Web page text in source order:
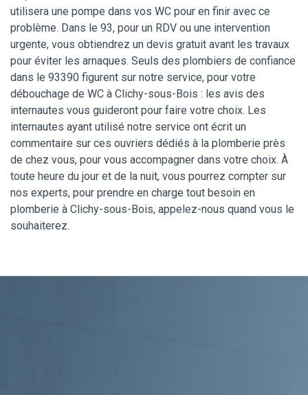
utilisera une pompe dans vos WC pour en finir avec ce
problème. Dans le 93, pour un RDV ou une intervention
urgente, vous obtiendrez un devis gratuit avant les travaux
pour éviter les arnaques. Seuls des plombiers de confiance
dans le 93390 figurent sur notre service, pour votre
débouchage de WC à Clichy-sous-Bois : les avis des
internautes vous guideront pour faire votre choix. Les
internautes ayant utilisé notre service ont écrit un
commentaire sur ces ouvriers dédiés à la plomberie près
de chez vous, pour vous accompagner dans votre choix. À
toute heure du jour et de la nuit, vous pourrez compter sur
nos experts, pour prendre en charge tout besoin en
plomberie à Clichy-sous-Bois, appelez-nous quand vous le
souhaiterez.